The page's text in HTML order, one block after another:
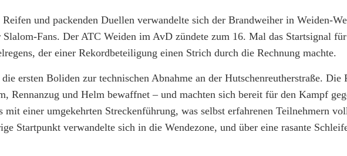
und packenden Duellen verwandelte sich der Brandweiher in Weiden-
Fans. Der ATC Weiden im AvD zündete zum 16. Mal das Startsignal
der einer Rekordbeteiligung einen Strich durch die Rechnung machte.
ersten Boliden zur technischen Abnahme an der Hutschenreutherstraße. Die
Rennanzug und Helm bewaffnet – und machten sich bereit für den Kampf
mit einer umgekehrten Streckenführung, was selbst erfahrenen Teilnehmern
Startpunkt verwandelte sich in die Wendezone, und über eine rasante